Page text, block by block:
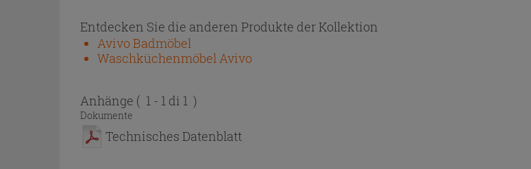
Entdecken Sie die anderen Produkte der Kollektion
Avivo Badmöbel
Waschküchenmöbel Avivo
Anhänge ( 1 - 1 di 1 )
Dokumente
Technisches Datenblatt